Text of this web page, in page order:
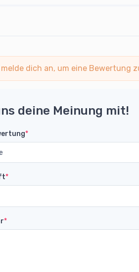
dich an, um eine Bewertung
deine Meinung mit!
*
*
*